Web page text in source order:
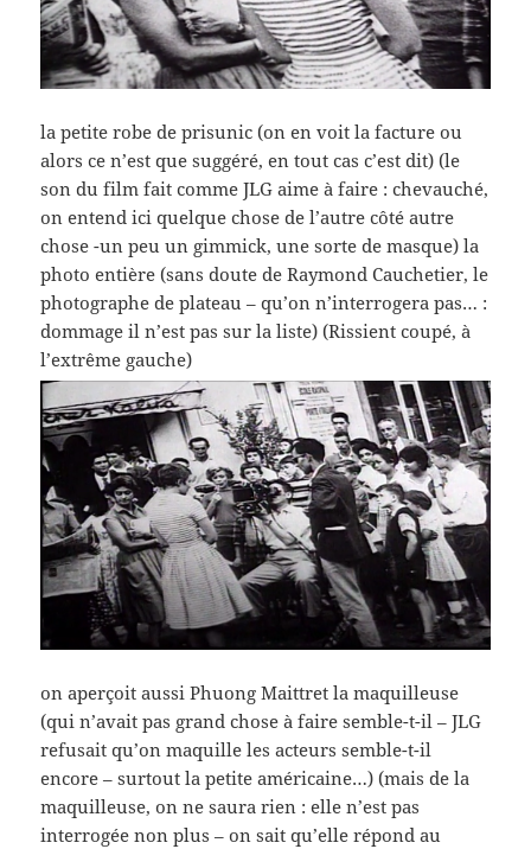
la petite robe de prisunic (on en voit la facture ou
alors ce n’est que suggéré, en tout cas c’est dit) (le
son du film fait comme JLG aime à faire : chevauché,
on entend ici quelque chose de l’autre côté autre
chose -un peu un gimmick, une sorte de masque) la
photo entière (sans doute de Raymond Cauchetier, le
photographe de plateau – qu’on n’interrogera pas… :
dommage il n’est pas sur la liste) (Rissient coupé, à
l’extrême gauche)
on aperçoit aussi Phuong Maittret la maquilleuse
(qui n’avait pas grand chose à faire semble-t-il – JLG
refusait qu’on maquille les acteurs semble-t-il
encore – surtout la petite américaine…) (mais de la
maquilleuse, on ne saura rien : elle n’est pas
interrogée non plus – on sait qu’elle répond au